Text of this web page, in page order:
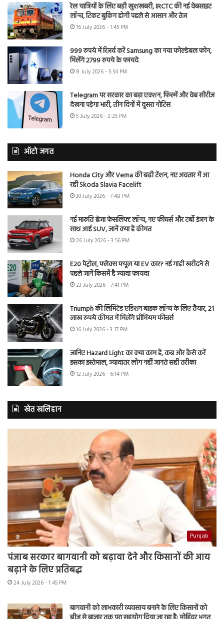
रेल यात्रियों के लिए बड़ी खुशखबरी, IRCTC की नई वेबसाइट
लॉन्च, टिकट बुकिंग होगी पहले से आसान और तेज
16 July 2026 - 1:45 PM
999 रुपये में रिजर्व करें Samsung का नया फोल्डेबल फोन,
मिलेंगे 2799 रुपये के फायदे
8 July 2026 - 5:54 PM
Telegram पर सरकार का बड़ा एक्शन, फिल्में और वेब सीरीज
देखना पड़ेगा भारी, तीन दिनों में दूसरा नोटिस
5 July 2026 - 2:25 PM
ऑटो जगत
Honda City और Verna की बढ़ी टेंशन, नए अवतार में आ
रही Skoda Slavia Facelift
30 July 2026 - 7:48 PM
नई मारुति ब्रेजा फेसलिफ्ट लॉन्च, नए फीचर्स और टर्बो इंजन के
साथ आई SUV, जानें क्या है कीमत
26 July 2026 - 3:56 PM
E20 पेट्रोल, फ्लेक्स फ्यूल या EV कार? नई गाड़ी खरीदने से
पहले जानें किसमें है ज्यादा फायदा
23 July 2026 - 7:41 PM
Triumph की लिमिटेड एडिशन बाइक लॉन्च के लिए तैयार, 21
लाख रुपये कीमत में मिलेंगे प्रीमियम फीचर्स
16 July 2026 - 3:17 PM
जानिए Hazard Light का क्या काम है, कब और कैसे करें
इसका इस्तेमाल, ज्यादातर लोग नहीं जानते सही तरीका
12 July 2026 - 6:14 PM
खेत खलिहान
Punjab
पंजाब सरकार बागवानी को बढ़ावा देने और किसानों की आय
बढ़ाने के लिए प्रतिबद्ध
24 July 2026 - 1:45 PM
बागवानी को लाभकारी व्यवसाय बनाने के लिए किसानों को